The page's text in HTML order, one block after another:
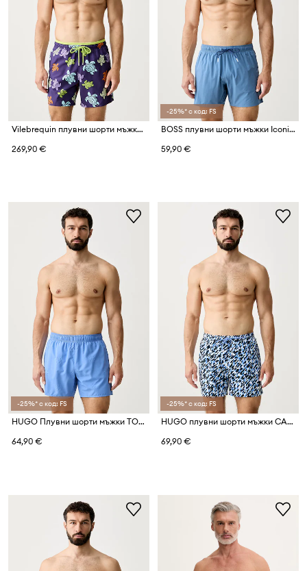
Vilebrequin плувни шорти мъжки MOKA
269,90 €
-25%* с код: FS
BOSS плувни шорти мъжки Iconic
59,90 €
-25%* с код: FS
HUGO Плувни шорти мъжки TONAL_LOGO
64,90 €
-25%* с код: FS
HUGO плувни шорти мъжки CALALA
69,90 €